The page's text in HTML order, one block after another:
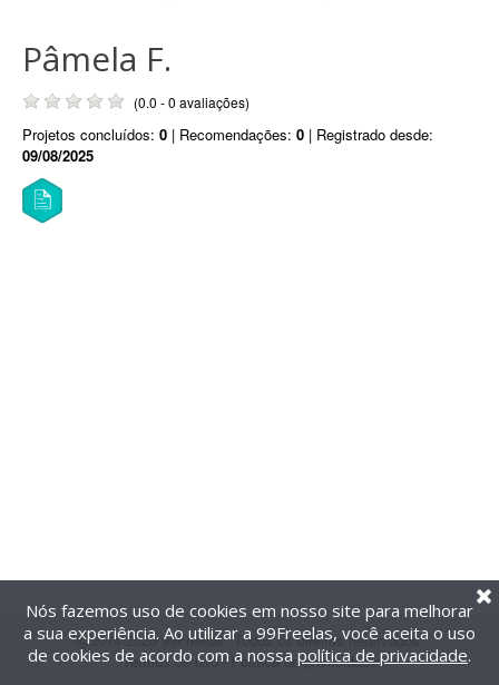
Pâmela F.
(0.0 - 0 avaliações)
Projetos concluídos: 0 | Recomendações: 0 | Registrado desde:
09/08/2025
@2014-2026 99Freelas. Todos os direitos reservados.
Termos de uso| Política de privacidade
Nós fazemos uso de cookies em nosso site para melhorar
a sua experiência. Ao utilizar a 99Freelas, você aceita o uso
de cookies de acordo com a nossa política de privacidade.